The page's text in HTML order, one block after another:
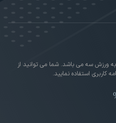
ورزش سه می باشد. شما می توانید از
استفاده نمایید.